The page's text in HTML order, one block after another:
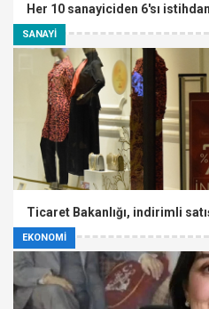
SANAYİ
Her 10 sanayiciden 6'sı
EKONOMİ
Ticaret Bakanlığı, indirimli